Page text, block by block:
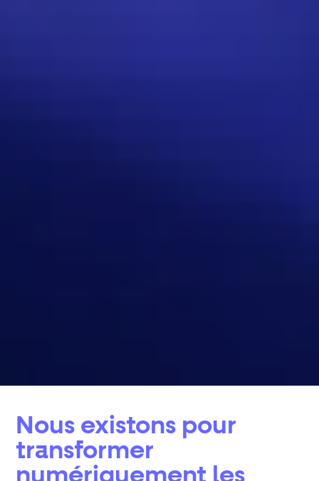
Nous existons pour
transformer